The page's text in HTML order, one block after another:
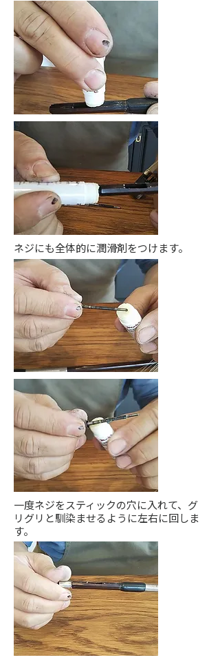
ネジにも全体的に潤滑剤をつけます。
一度ネジをスティックの穴に入れて、グ
リグリと馴染ませるように左右に回しま
す。